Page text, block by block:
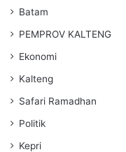
Batam
PEMPROV KALTENG
Ekonomi
Kalteng
Safari Ramadhan
Politik
Kepri